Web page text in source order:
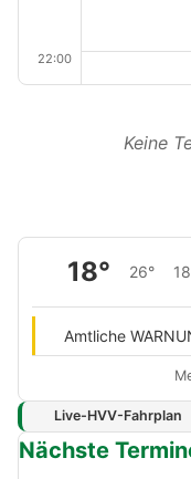
22:00
Keine
18° 26°
Amtliche
Live-HVV-Fahrplan
Nächste